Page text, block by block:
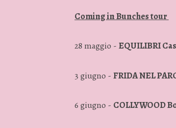
Coming in Bunches tour
28 maggio - EQUILIBRI
3 giugno - FRIDA NEL
6 giugno - COLLYWOOD